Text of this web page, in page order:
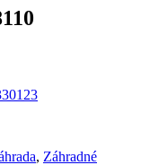
, Záhradné